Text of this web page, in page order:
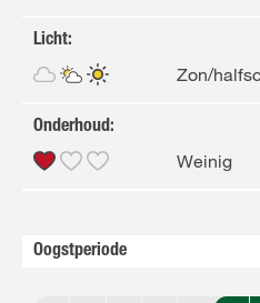
Licht:
Zon/
Onderhoud:
Weinig
Oogstperiode